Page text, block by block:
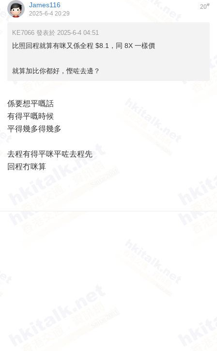
20#
James116
2025-6-4 20:29
KE7066 發表於 2025-6-4 04:51
比照回程就算有咪又係全程 $8.1，同 8X 一樣價
就算加比你都好，慳咗去邊？
係要想平嘅話
有得平嘅時候
平得幾多得幾多
去程有得平咪平咗去程先
回程冇咪算